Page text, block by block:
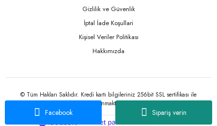
Facebook Sipariş verin
Gizlilik ve Güvenlik
İptal İade Koşullari
Kişisel Veriler Politikası
Hakkımızda
© Tüm Hakları Saklıdır. Kredi kartı bilgileriniz 256bit SSL sertifikası ile
korunmaktadır.